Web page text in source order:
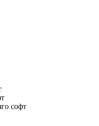
софт